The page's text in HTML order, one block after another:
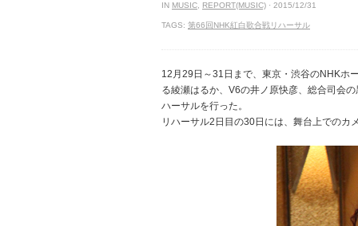
IN MUSIC REPORT(MUSIC) · 2015/12/31
TAGS: 第66回NHK紅白歌合戦リハーサル
12月29日～31日まで、東京・渋谷のNHKホ
る綾瀬はるか、V6の井ノ原快彦、総合司会
ハーサルを行った。
リハーサル2日目の30日には、舞台上でのカ